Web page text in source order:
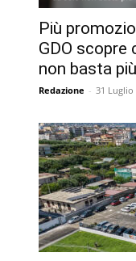
Più
GDO
non basta più
Redazione - 31 Luglio